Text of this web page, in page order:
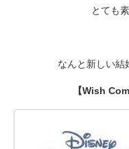
とても
なんと新しい
【Wish